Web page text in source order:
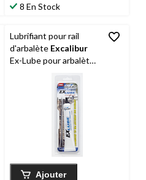
8 En Stock
Lubrifiant pour rail
d'arbalète Excalibur
Ex-Lube pour arbalète
Ajouter